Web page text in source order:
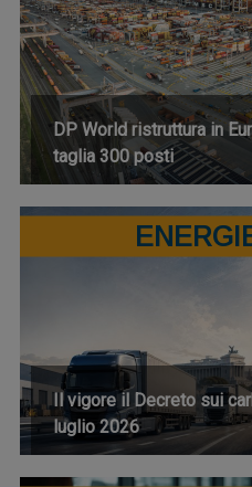
DP World ristruttura in
taglia 300 posti
Il vigore il Decreto sui
luglio 2026